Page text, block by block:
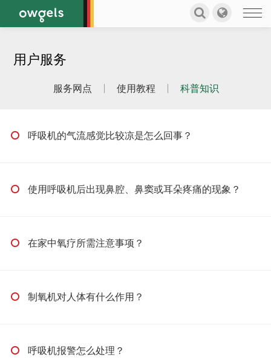
用户服务
服务网点 使用教程 科普知识
呼吸机的气流感觉比较凉是怎么回事？
使用呼吸机后出现鼻腔、鼻窦或耳朵疼痛的现象？
在家中氧疗所需注意事项？
制氧机对人体有什么作用？
呼吸机报警怎么处理？